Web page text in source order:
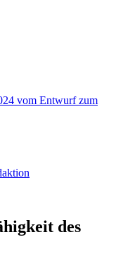
vom Entwurf zum
des